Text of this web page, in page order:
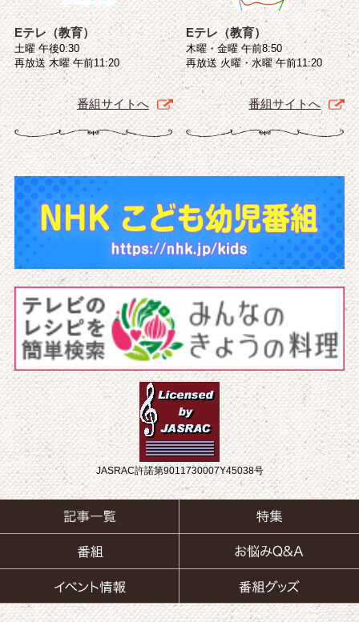
Eテレ（教育）
土曜 午後0:30
再放送 木曜 午前11:20
番組サイトへ
Eテレ（教育）
木曜・金曜 午前8:50
再放送 火曜・水曜 午前11:20
番組サイトへ
JASRAC許諾第9011730007Y45038号